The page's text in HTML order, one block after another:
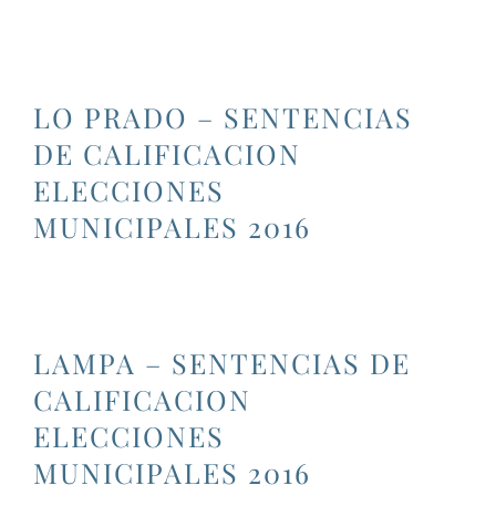
LO PRADO – SENTENCIAS
DE CALIFICACION
ELECCIONES
MUNICIPALES 2016
LAMPA – SENTENCIAS DE
CALIFICACION
ELECCIONES
MUNICIPALES 2016